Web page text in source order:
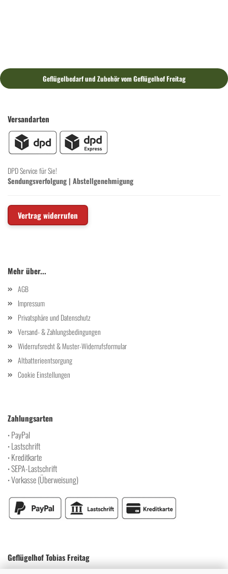
Geflügelbedarf und Zubehör vom Geflügelhof Freitag
Versandarten
DPD Service für Sie!
Sendungsverfolgung | Abstellgenehmigung
Vertrag widerrufen
Mehr über...
AGB
Impressum
Privatsphäre und Datenschutz
Versand- & Zahlungsbedingungen
Widerrufsrecht & Muster-Widerrufsformular
Altbatterieentsorgung
Cookie Einstellungen
Zahlungsarten
•PayPal
•Lastschrift
•Kreditkarte
•SEPA-Lastschrift
•Vorkasse (Überweisung)
Geflügelhof Tobias Freitag